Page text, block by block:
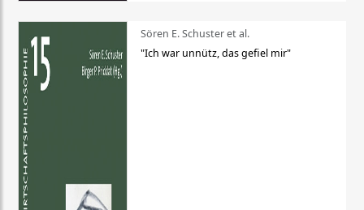
Sören E. Schuster et al.
"Ich war unnütz, das gefiel mir"